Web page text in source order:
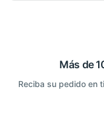
Más de
Reciba su pedido en